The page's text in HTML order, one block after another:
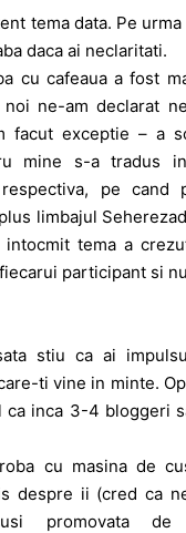
tema data. Pe
daca ai neclaritati.
cu cafeaua a fost
ne-am declarat
facut exceptie – a
mine s-a tradus
pe cand
limbajul
tema a
participant si
stiu ca ai
ti vine in minte.
ca inca 3-4 bloggeri
cu masina de
despre ii (cred ca
promovata